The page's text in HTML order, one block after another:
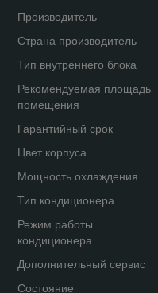
Производитель
Страна производитель
Тип внутреннего блока
Рекомендуемая площадь
помещения
Гарантийный срок
Цвет корпуса
Мощность охлаждения
Тип кондиционера
Режим работы
кондиционера
Дополнительный сервис
Состояние